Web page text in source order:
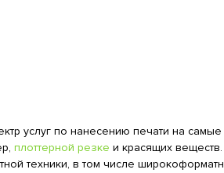
услуг по нанесению печати на самые
плоттерной резке и красящих веществ.
техники, в том числе